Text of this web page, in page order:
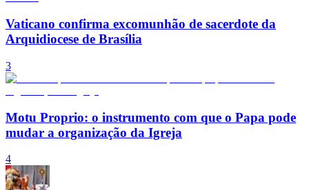
Vaticano confirma excomunhão de sacerdote da
Arquidiocese de Brasília
3
Motu Proprio: o instrumento com que o Papa pode
mudar a organização da Igreja
4